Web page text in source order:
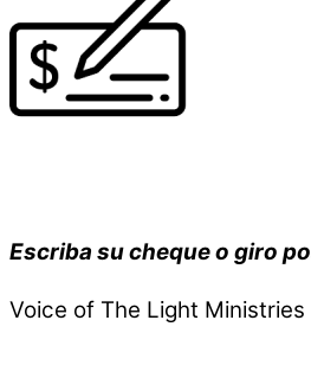
Escriba su cheque o giro
Voice of The Light Ministries